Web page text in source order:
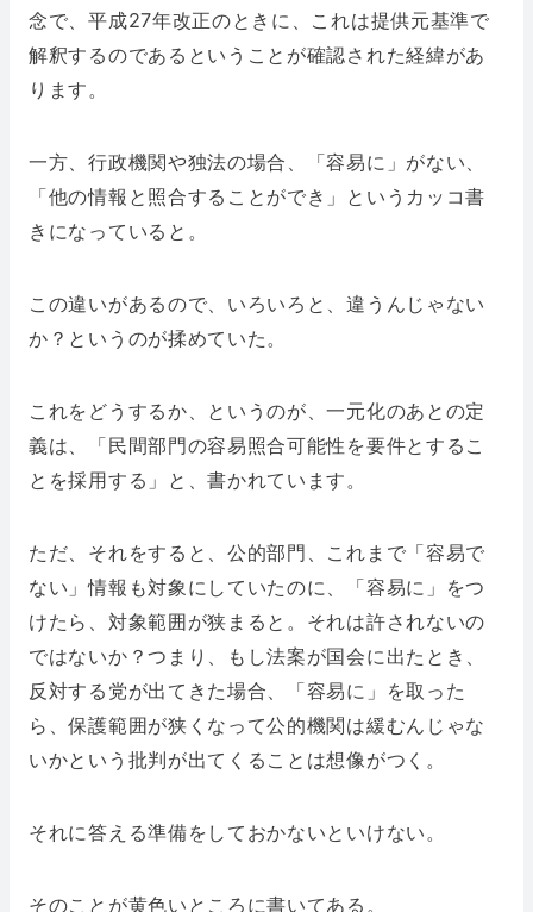
念で、平成27年改正のときに、これは提供元基準で
解釈するのであるということが確認された経緯があ
ります。
一方、行政機関や独法の場合、「容易に」がない、
「他の情報と照合することができ」というカッコ書
きになっていると。
この違いがあるので、いろいろと、違うんじゃない
か？というのが揉めていた。
これをどうするか、というのが、一元化のあとの定
義は、「民間部門の容易照合可能性を要件とするこ
とを採用する」と、書かれています。
ただ、それをすると、公的部門、これまで「容易で
ない」情報も対象にしていたのに、「容易に」をつ
けたら、対象範囲が狭まると。それは許されないの
ではないか？つまり、もし法案が国会に出たとき、
反対する党が出てきた場合、「容易に」を取った
ら、保護範囲が狭くなって公的機関は緩むんじゃな
いかという批判が出てくることは想像がつく。
それに答える準備をしておかないといけない。
そのことが黄色いところに書いてある。